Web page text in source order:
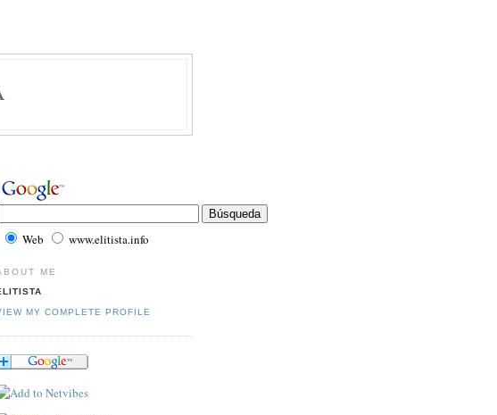
Web www.elitista.info
ME
MY COMPLETE PROFILE